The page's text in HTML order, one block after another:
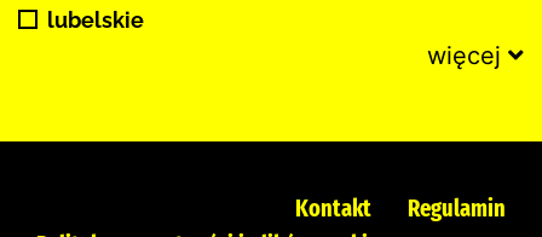
lubelskie
więcej
Kontakt
Regulamin